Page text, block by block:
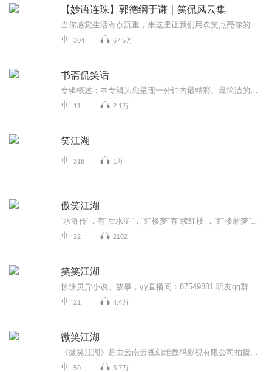
【妙语连珠】郭德纲于谦｜笑侃风云集
304 67.5万
书斋侃笑话
11 2.1万
笑江湖
316 1万
傲笑江湖
22 2102
笑笑江湖
21 4.4万
微笑江湖
50 3.7万